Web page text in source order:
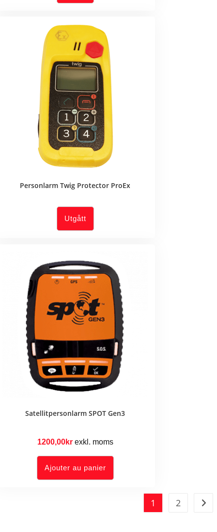
Personlarm Twig Protector ProEx
Utgått
Satellitpersonlarm SPOT Gen3
1200,00kr exkl. moms
Ajouter au panier
1 2